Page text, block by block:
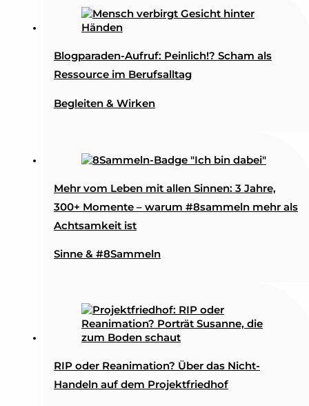
Blogparaden-Aufruf: Peinlich!? Scham als
Ressource im Berufsalltag
Begleiten & Wirken
Mehr vom Leben mit allen Sinnen: 3 Jahre,
300+ Momente – warum #8sammeln mehr als
Achtsamkeit ist
Sinne & #8Sammeln
RIP oder Reanimation? Über das Nicht-
Handeln auf dem Projektfriedhof